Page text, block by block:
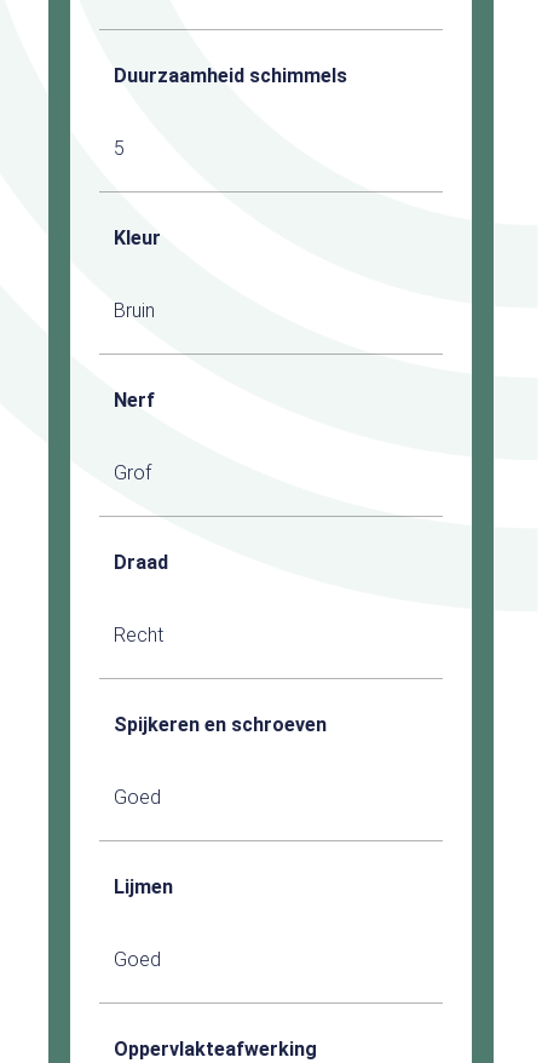
Duurzaamheid schimmels
5
Kleur
Bruin
Nerf
Grof
Draad
Recht
Spijkeren en schroeven
Goed
Lijmen
Goed
Oppervlakteafwerking